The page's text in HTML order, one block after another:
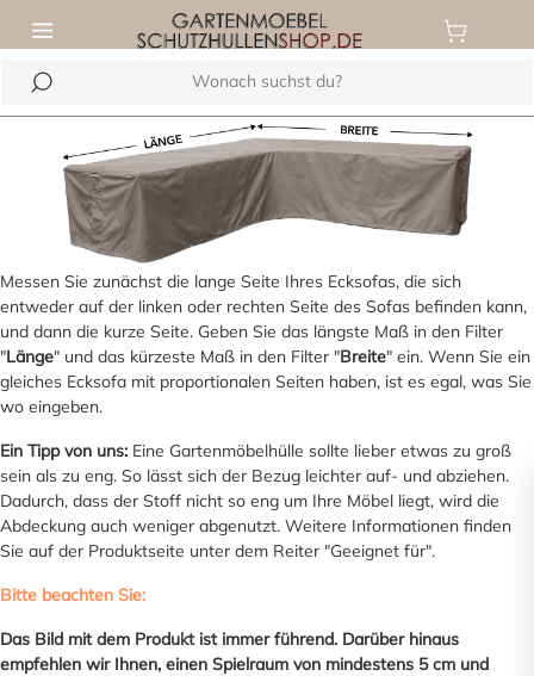
springen
Messen Sie zunächst die lange Seite Ihres Ecksofas, die sich
entweder auf der linken oder rechten Seite des Sofas befinden kann,
und dann die kurze Seite. Geben Sie das längste Maß in den Filter
"Länge" und das kürzeste Maß in den Filter "Breite" ein. Wenn Sie ein
gleiches Ecksofa mit proportionalen Seiten haben, ist es egal, was Sie
wo eingeben.
Ein Tipp von uns: Eine Gartenmöbelhülle sollte lieber etwas zu groß
sein als zu eng. So lässt sich der Bezug leichter auf- und abziehen.
Dadurch, dass der Stoff nicht so eng um Ihre Möbel liegt, wird die
Abdeckung auch weniger abgenutzt. Weitere Informationen finden
Sie auf der Produktseite unter dem Reiter "Geeignet für".
Bitte beachten Sie:
Das Bild mit dem Produkt ist immer führend. Darüber hinaus
empfehlen wir Ihnen, einen Spielraum von mindestens 5 cm und